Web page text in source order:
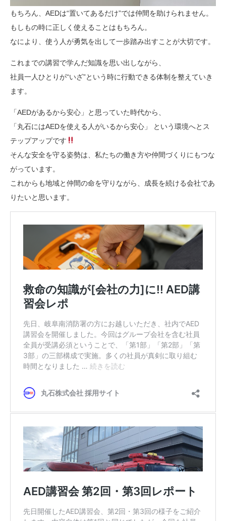
もちろん、AEDは“置いてあるだけ”では仲間を助けられません。
もしもの時に正しく使えることはもちろん。
なにより、使う人が勇気を出して一歩踏み出すことが大切です。
これまでの講習で学んだ知識を思い出しながら、
社員一人ひとりが“いざ”という時に行動できる体制を整えていき
ます。
「AEDがあるから安心」と思っていた時代から、
「丸石にはAEDを使える人がいるから安心」 という環境へとス
テップアップです
そんな安全を守る姿勢は、私たちの働き方や仲間づくりにもつな
がっています。
これからも地域と仲間の命を守りながら、成長を続ける会社であ
りたいと思います。